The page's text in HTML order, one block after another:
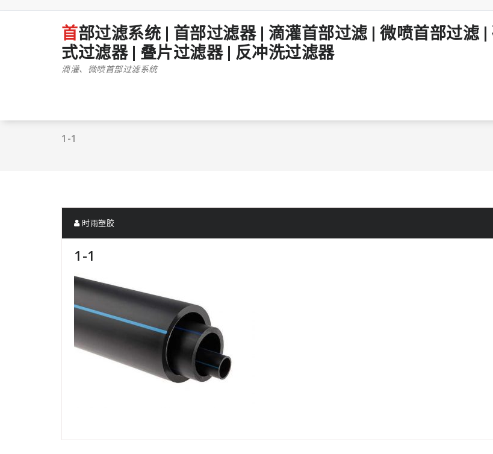
首部过滤系统 | 首部过滤器 | 滴灌首部过滤 | 微喷首部过滤 | 砂石过滤器 | 离心过滤器 | 网
式过滤器 | 叠片过滤器 | 反冲洗过滤器
滴灌、微喷首部过滤系统
1-1
时雨塑胶
1-1